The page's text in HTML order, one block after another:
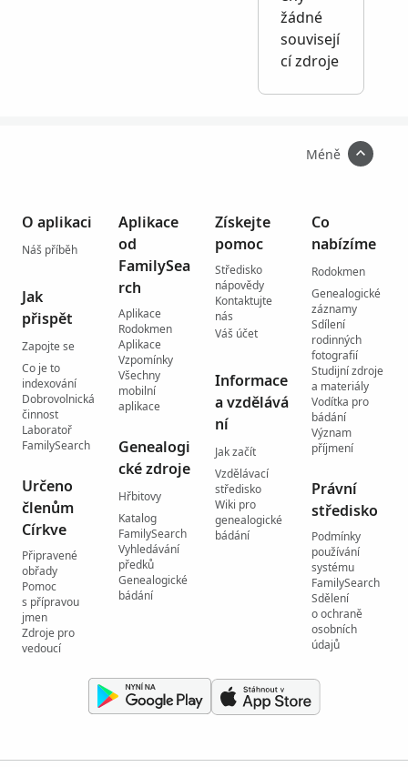
žádné
souvisejí
cí zdroje
Méně
O aplikaci
Náš příběh
Jak
přispět
Zapojte se
Co je to
indexování
Dobrovolnická
činnost
Laboratoř
FamilySearch
Určeno
členům
Církve
Připravené
obřady
Pomoc
s přípravou
jmen
Zdroje pro
vedoucí
Aplikace
od
FamilySea
rch
Aplikace
Rodokmen
Aplikace
Vzpomínky
Všechny
mobilní
aplikace
Genealogi
cké zdroje
Hřbitovy
Katalog
FamilySearch
Vyhledávání
předků
Genealogické
bádání
Získejte
pomoc
Středisko
nápovědy
Kontaktujte
nás
Váš účet
Informace
a vzdělává
ní
Jak začít
Vzdělávací
středisko
Wiki pro
genealogické
bádání
Co
nabízíme
Rodokmen
Genealogické
záznamy
Sdílení
rodinných
fotografií
Studijní zdroje
a materiály
Vodítka pro
bádání
Význam
příjmení
Právní
středisko
Podmínky
používání
systému
FamilySearch
Sdělení
o ochraně
osobních
údajů